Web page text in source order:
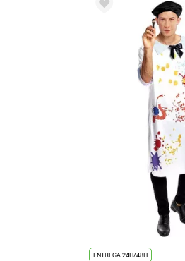
ENTREGA 24H/48H